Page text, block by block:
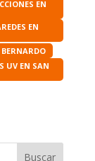
EN
EN
UV EN SAN